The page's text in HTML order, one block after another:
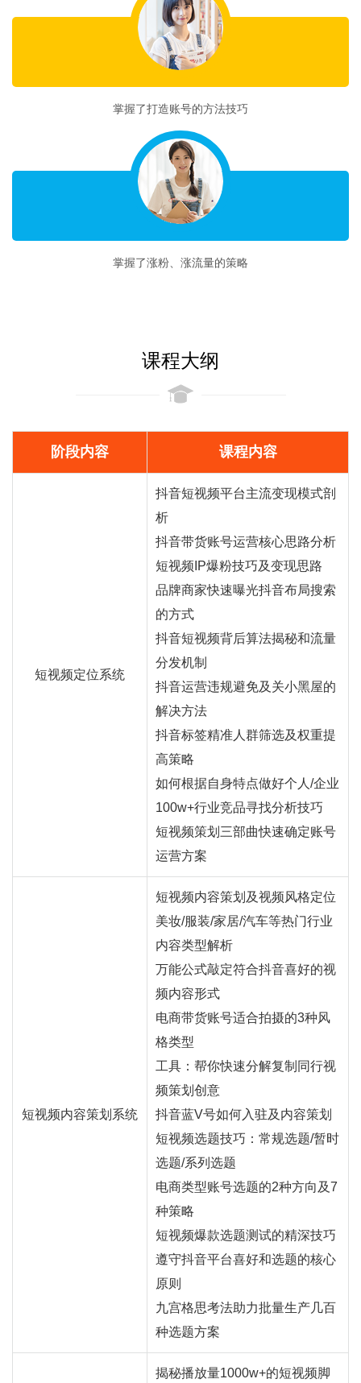
收获二
掌握了打造账号的方法技巧
收获三
掌握了涨粉、涨流量的策略
课程大纲
阶段内容 课程内容
短视频定位系统
抖音短视频平台主流变现模式剖
析
抖音带货账号运营核心思路分析
短视频IP爆粉技巧及变现思路
品牌商家快速曝光抖音布局搜索
的方式
抖音短视频背后算法揭秘和流量
分发机制
抖音运营违规避免及关小黑屋的
解决方法
抖音标签精准人群筛选及权重提
高策略
如何根据自身特点做好个人/企业
100w+行业竞品寻找分析技巧
短视频策划三部曲快速确定账号
运营方案
短视频内容策划系统
短视频内容策划及视频风格定位
美妆/服装/家居/汽车等热门行业
内容类型解析
万能公式敲定符合抖音喜好的视
频内容形式
电商带货账号适合拍摄的3种风
格类型
工具：帮你快速分解复制同行视
频策划创意
抖音蓝V号如何入驻及内容策划
短视频选题技巧：常规选题/暂时
选题/系列选题
电商类型账号选题的2种方向及7
种策略
短视频爆款选题测试的精深技巧
遵守抖音平台喜好和选题的核心
原则
九宫格思考法助力批量生产几百
种选题方案
揭秘播放量1000w+的短视频脚